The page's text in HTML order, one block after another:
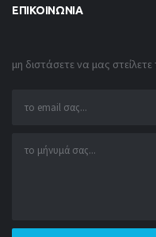
ΕΠΙΚΟΙΝΩΝΊΑ
μη διστάσετε να μας